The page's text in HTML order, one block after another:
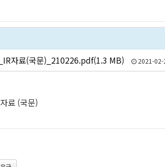
자료(국문)_210226.pdf(1.3 MB)
2021-02-
료 (국문)